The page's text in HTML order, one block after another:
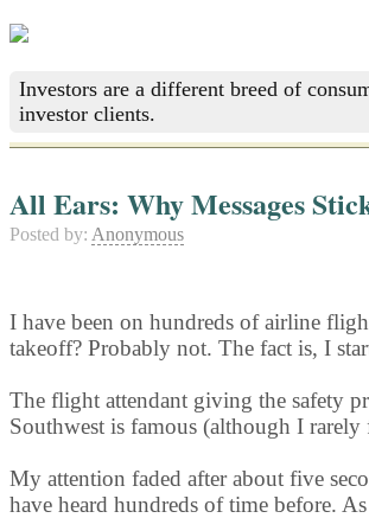
Investors are a different breed of
investor clients.
All Ears: Why Messages
Posted by: Anonymous
I have been on hundreds of airline
takeoff? Probably not. The fact is, I
The flight attendant giving the safety
Southwest is famous (although I
My attention faded after about five
have heard hundreds of time before.